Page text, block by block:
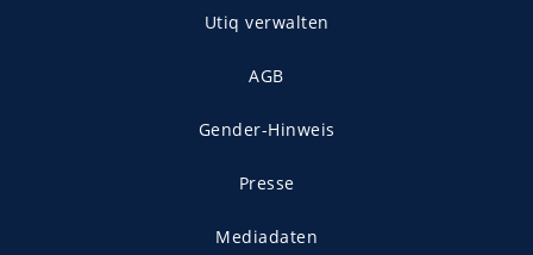
Utiq verwalten
AGB
Gender-Hinweis
Presse
Mediadaten